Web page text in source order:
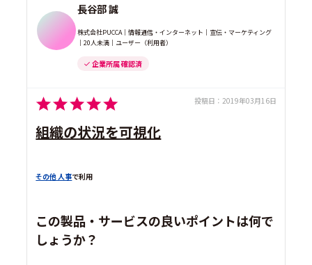
長谷部 誠
株式会社PUCCA｜情報通信・インターネット｜宣伝・マーケティング
｜20人未満｜ユーザー（利用者）
企業所属 確認済
投稿日： 2019年03月16日
組織の状況を可視化
その他 人事で利用
この製品・サービスの良いポイントは何で
しょうか？